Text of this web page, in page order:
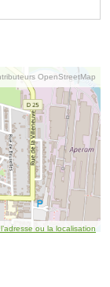
OpenStreetMap
ou la localisation